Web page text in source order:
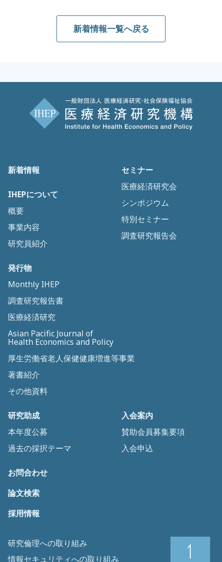
新着情報一覧へ戻る
新着情報
IHEPについて
概要
事業内容
研究員紹介
セミナー
医療経済研究会
シンポジウム
特別セミナー
調査研究報告会
発行物
Monthly IHEP
調査研究報告書
医療経済研究
Asian Pacific Journal of
Health Economics and Policy
厚生労働省老人保健健康増進等事業
著書紹介
その他資料
研究助成
本年度公募
過去の採択テーマ
入会案内
賛助会員募集要項
入会申込
お問合わせ
論文検索
採用情報
研究倫理への取り組み
情報セキュリティへの取り組み